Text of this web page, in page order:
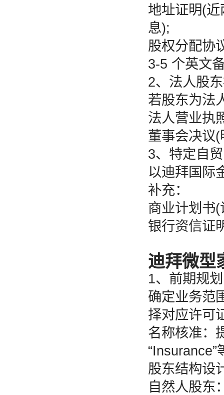
地址证明(
息);
股权分配协
3-5 个英文
2、法人股
若股东为法
法人营业执
董事会决议
3、特定自
以迪拜国际
补充：
商业计划书
银行资信证
迪拜微型
1、前期规划
确定业务范
择对应许可
名称核准：
股东结构设
自然人股东